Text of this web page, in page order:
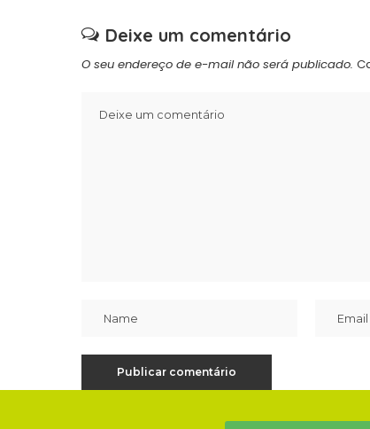
Deixe um comentário
O seu endereço de e-mail não será publicado.